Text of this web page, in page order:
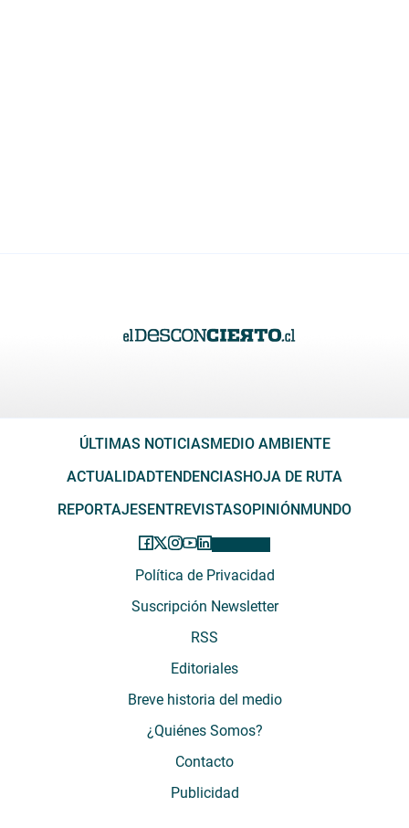
ÚLTIMAS NOTICIAS MEDIO AMBIENTE
ACTUALIDADTENDENCIAS HOJA DE RUTA
REPORTAJES ENTREVISTASOPINIÓN MUNDO
Política de Privacidad
Suscripción Newsletter
RSS
Editoriales
Breve historia del medio
¿Quiénes Somos?
Contacto
Publicidad